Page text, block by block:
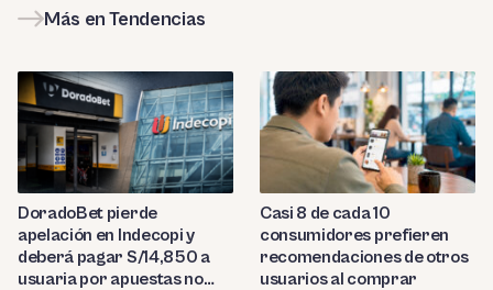
Más en Tendencias
DoradoBet pierde
apelación en Indecopi y
deberá pagar S/14,850 a
usuaria por apuestas no
Casi 8 de cada 10
consumidores prefieren
recomendaciones de otros
usuarios al comprar